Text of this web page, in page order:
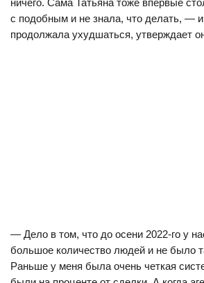
ничего. Сама Татьяна тоже впервые
с подобным и не знала, что делать, — и
продолжала ухудшаться, утверждает
— Дело в том, что до осени 2022-го у
большое количество людей и не было
Раньше у меня была очень четкая